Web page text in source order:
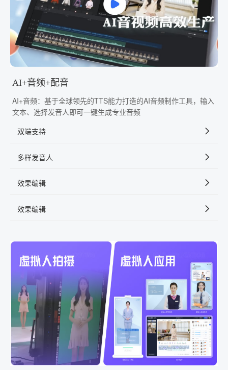
AI+音频+配音
AI+音频：基于全球领先的TTS能力打造的AI音频制作工具，输入
文本、选择发音人即可一键生成专业音频
双端支持
多样发音人
效果编辑
效果编辑